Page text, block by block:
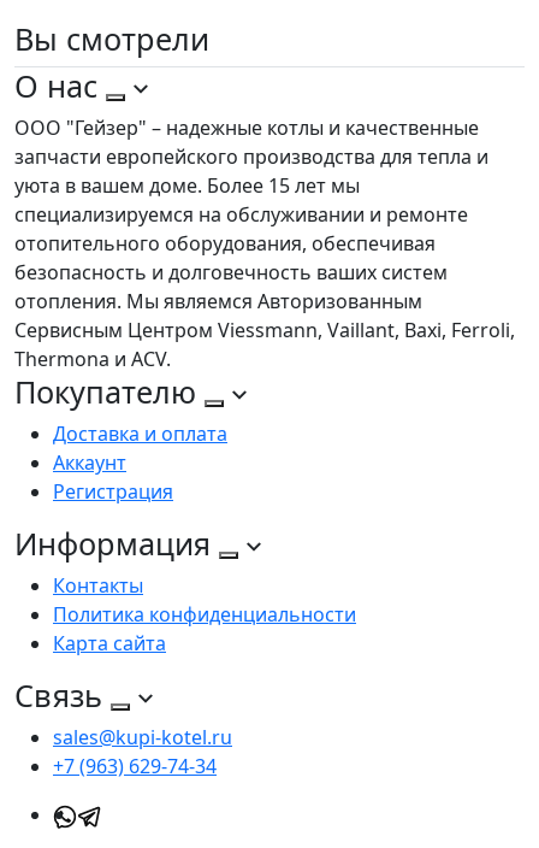
Вы смотрели
О нас
ООО "Гейзер" – надежные котлы и качественные
запчасти европейского производства для тепла и
уюта в вашем доме. Более 15 лет мы
специализируемся на обслуживании и ремонте
отопительного оборудования, обеспечивая
безопасность и долговечность ваших систем
отопления. Мы являемся Авторизованным
Сервисным Центром Viessmann, Vaillant, Baxi, Ferroli,
Thermona и ACV.
Покупателю
Доставка и оплата
Аккаунт
Регистрация
Информация
Контакты
Политика конфиденциальности
Карта сайта
Связь
sales@kupi-kotel.ru
+7 (963) 629-74-34